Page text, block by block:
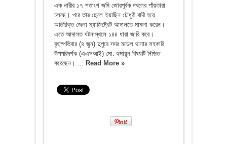
এক নারীর ১৭ শতাংশ জমি জোরপূর্বক দখলের পাঁয়তারা
চলছে। পরে তার ছেলে ইয়াছিন চৌধুরী বাদী হয়ে
অতিরিক্ত জেলা ম্যাজিষ্ট্রেট আদালতে মামলা করেন।
এতে আদালত ঘটনাস্থলে ১৪৪ ধারা জারি করে।
বৃহস্পতিবার (৪ জুন) দুপুরে সদর মডেল থানার সহকারি
উপপরিদর্শক (এএসআই) মো. হুমায়ুন বিষয়টি নিশ্চিত
করেছেন। ... Read More »